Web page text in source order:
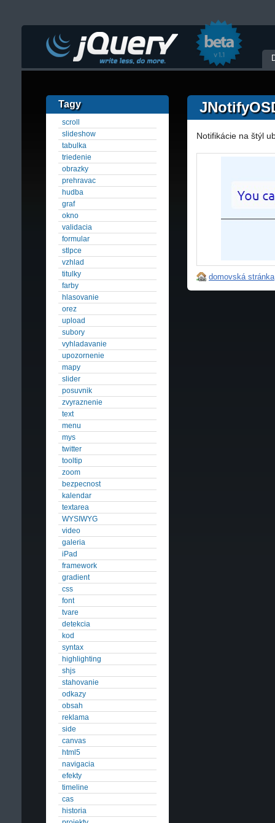
Notifikácie na štýl
domovská stránka
Tagy
scroll
slideshow
tabulka
triedenie
obrazky
prehravac
hudba
graf
okno
validacia
formular
stlpce
vzhlad
titulky
farby
hlasovanie
orez
upload
subory
vyhladavanie
upozornenie
mapy
slider
posuvnik
zvyraznenie
text
menu
mys
twitter
tooltip
zoom
bezpecnost
kalendar
textarea
WYSIWYG
video
galeria
iPad
framework
gradient
css
font
tvare
detekcia
kod
syntax
highlighting
shjs
stahovanie
odkazy
obsah
reklama
side
canvas
html5
navigacia
efekty
timeline
cas
historia